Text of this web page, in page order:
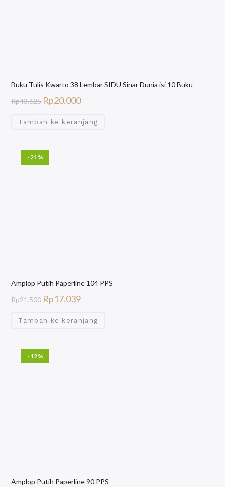
Buku Tulis Kwarto 38 Lembar SIDU Sinar Dunia isi 10 Buku
Rp43.625 Rp20.000
Tambah ke keranjang
-21%
Amplop Putih Paperline 104 PPS
Rp21.500 Rp17.039
Tambah ke keranjang
-12%
Amplop Putih Paperline 90 PPS